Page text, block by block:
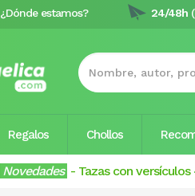
¿Dónde estamos? 24/48h
Regalos Chollos
Novedades - Tazas con versículos